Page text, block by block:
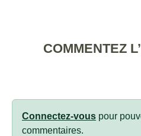
COMMENTEZ
Connectez-vous pour
commentaires.